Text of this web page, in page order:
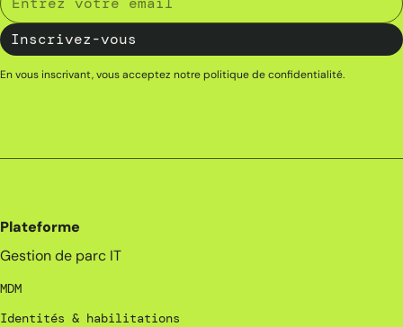
En vous inscrivant, vous acceptez notrepolitique de confidentialité.
Plateforme
Gestion de parc IT
MDM
Identités & habilitations